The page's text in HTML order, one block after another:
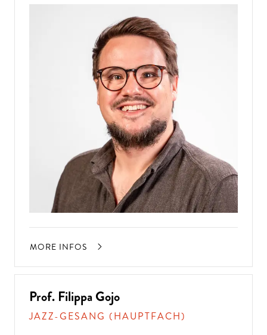
MORE INFOS
Prof. Filippa Gojo
JAZZ-GESANG (HAUPTFACH)